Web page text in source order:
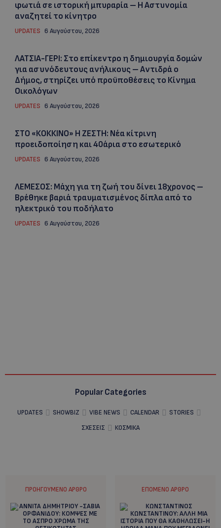
φωτιά σε ιστορική μπυραρία – Η Αστυνομία
αναζητεί το κίνητρο
UPDATES 6 Αυγούστου, 2026
ΛΑΤΣΙΑ-ΓΕΡΙ: Στο επίκεντρο η δημιουργία δομών
για ασυνόδευτους ανήλικους – Αντιδρά ο
Δήμος, στηρίζει υπό προϋποθέσεις το Κίνημα
Οικολόγων
UPDATES 6 Αυγούστου, 2026
ΣΤΟ «ΚΟΚΚΙΝΟ» Η ΖΕΣΤΗ: Νέα κίτρινη
προειδοποίηση και 40άρια στο εσωτερικό
UPDATES 6 Αυγούστου, 2026
ΛΕΜΕΣΟΣ: Μάχη για τη ζωή του δίνει 18χρονος –
Βρέθηκε βαριά τραυματισμένος δίπλα από το
ηλεκτρικό του ποδήλατο
UPDATES 6 Αυγούστου, 2026
Popular Categories
UPDATES SHOWBIZ VIBE NEWS CALENDAR
STORIES
ΣΧΕΣΕΙΣ
ΚΟΣΜΙΚΑ
ΠΡΟΗΓΟΎΜΕΝΟ ΆΡΘΡΟ ΕΠΌΜΕΝΟ ΆΡΘΡΟ